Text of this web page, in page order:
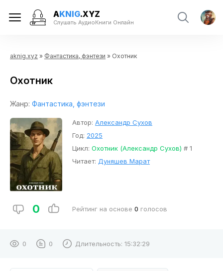
AKNIG.XYZ
Слушать АудиоКниги Онлайн
aknig.xyz » Фантастика, фэнтези » Охотник
Охотник
Жанр: Фантастика, фэнтези
Автор: Александр Сухов
Год: 2025
Цикл: Охотник (Александр Сухов) # 1
Читает: Дуняшев Марат
0 Рейтинг на основе 0 голосов
0 0 Длительность: 15:32:29